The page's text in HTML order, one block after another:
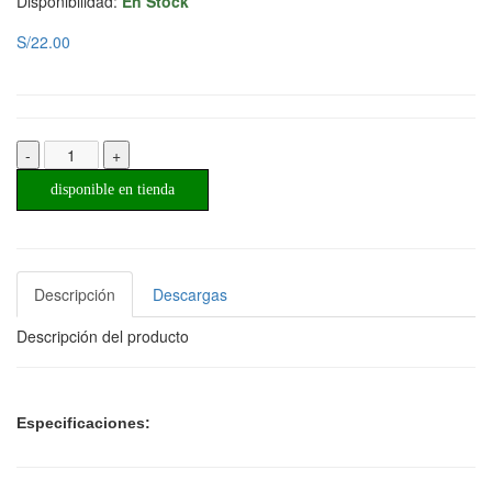
S/22.00
- +
disponible en tienda
Descripción
Descargas
Descripción del producto
Especificaciones: